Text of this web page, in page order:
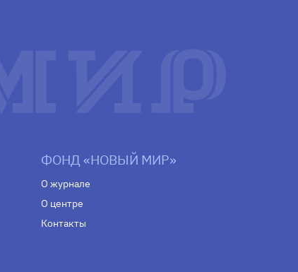
ФОНД «НОВЫЙ МИР»
О журнале
О центре
Контакты